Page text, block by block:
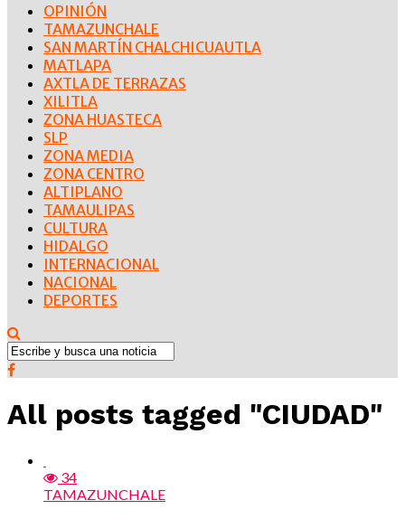
OPINIÓN
TAMAZUNCHALE
SAN MARTÍN CHALCHICUAUTLA
MATLAPA
AXTLA DE TERRAZAS
XILITLA
ZONA HUASTECA
SLP
ZONA MEDIA
ZONA CENTRO
ALTIPLANO
TAMAULIPAS
CULTURA
HIDALGO
INTERNACIONAL
NACIONAL
DEPORTES
All posts tagged "CIUDAD"
34
TAMAZUNCHALE